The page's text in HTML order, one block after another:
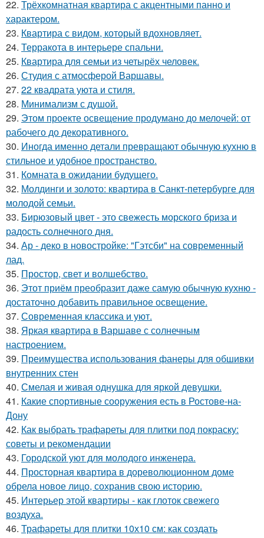
22. Трёхкомнатная квартира с акцентными панно и
характером.
23. Квартира с видом, который вдохновляет.
24. Терракота в интерьере спальни.
25. Квартира для семьи из четырёх человек.
26. Студия с атмосферой Варшавы.
27. 22 квадрата уюта и стиля.
28. Минимализм с душой.
29. Этом проекте освещение продумано до мелочей: от
рабочего до декоративного.
30. Иногда именно детали превращают обычную кухню в
стильное и удобное пространство.
31. Комната в ожидании будущего.
32. Молдинги и золото: квартира в Санкт-петербурге для
молодой семьи.
33. Бирюзовый цвет - это свежесть морского бриза и
радость солнечного дня.
34. Ар - деко в новостройке: "Гэтсби" на современный
лад.
35. Простор, свет и волшебство.
36. Этот приём преобразит даже самую обычную кухню -
достаточно добавить правильное освещение.
37. Современная классика и уют.
38. Яркая квартира в Варшаве с солнечным
настроением.
39. Преимущества использования фанеры для обшивки
внутренних стен
40. Смелая и живая однушка для яркой девушки.
41. Какие спортивные сооружения есть в Ростове-на-
Дону
42. Как выбрать трафареты для плитки под покраску:
советы и рекомендации
43. Городской уют для молодого инженера.
44. Просторная квартира в дореволюционном доме
обрела новое лицо, сохранив свою историю.
45. Интерьер этой квартиры - как глоток свежего
воздуха.
46. Трафареты для плитки 10х10 см: как создать